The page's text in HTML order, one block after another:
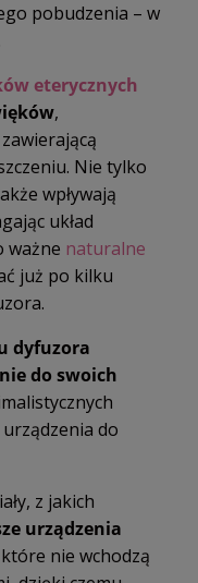
pobudzenia – w
eterycznych
,
Nie tylko
wpływają
układ
ważne naturalne
już po kilku
dyfuzora
do swoich
do
z jakich
urządzenia
nie wchodzą